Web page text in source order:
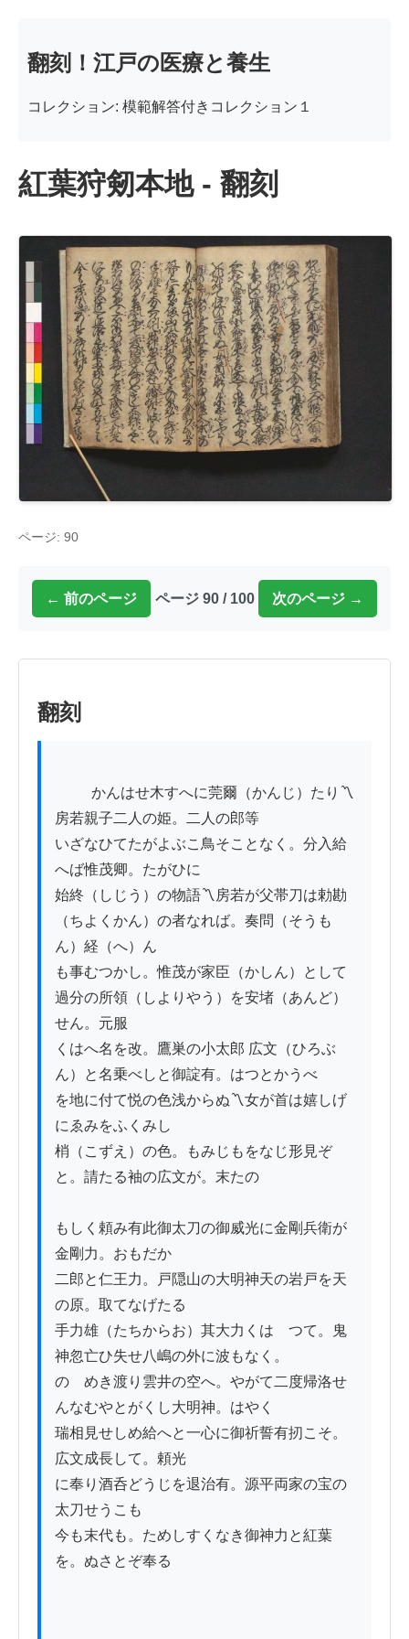
翻刻！江戸の医療と養生
コレクション: 模範解答付きコレクション１
紅葉狩剱本地 - 翻刻
ページ: 90
← 前のページ ページ 90 / 100 次のページ →
翻刻
房若親子二人の姫。二人の郎等
いざなひてたがよぶこ鳥そことなく。分入給
へば惟茂卿。たがひに
始終（しじう）の物語〽房若が父帯刀は勅勘
（ちよくかん）の者なれば。奏問（そうも
ん）経（へ）ん
も事むつかし。惟茂が家臣（かしん）として
過分の所領（しよりやう）を安堵（あんど）
せん。元服
くはへ名を改。鷹巣の小太郎 広文（ひろぶ
ん）と名乗べしと御諚有。はつとかうべ
を地に付て悦の色浅からぬ〽女が首は嬉しげ
にゑみをふくみし
梢（こずえ）の色。もみじもをなじ形見ぞ
と。請たる袖の広文が。末たの
もしく頼み有此御太刀の御威光に金剛兵衛が
金剛力。おもだか
二郎と仁王力。戸隠山の大明神天の岩戸を天
の原。取てなげたる
手力雄（たちからお）其大力くはゝつて。鬼
神忽亡ひ失せ八嶋の外に波もなく。
のゝめき渡り雲井の空へ。やがて二度帰洛せ
んなむやとがくし大明神。はやく
瑞相見せしめ給へと一心に御祈誓有扨こそ。
広文成長して。頼光
に奉り酒呑どうじを退治有。源平両家の宝の
太刀せうこも
今も末代も。ためしすくなき御神力と紅葉
を。ぬさとぞ奉る